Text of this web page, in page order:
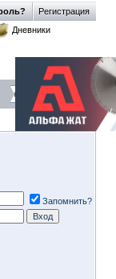
Регистрация
Дневники
Запомнить?